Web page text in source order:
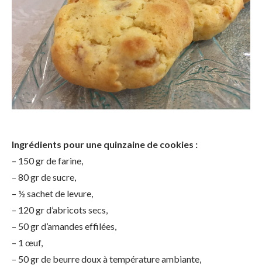
Ingrédients pour une quinzaine de cookies :
– 150 gr de farine,
– 80 gr de sucre,
– ½ sachet de levure,
– 120 gr d’abricots secs,
– 50 gr d’amandes effilées,
– 1 œuf,
– 50 gr de beurre doux à température ambiante,